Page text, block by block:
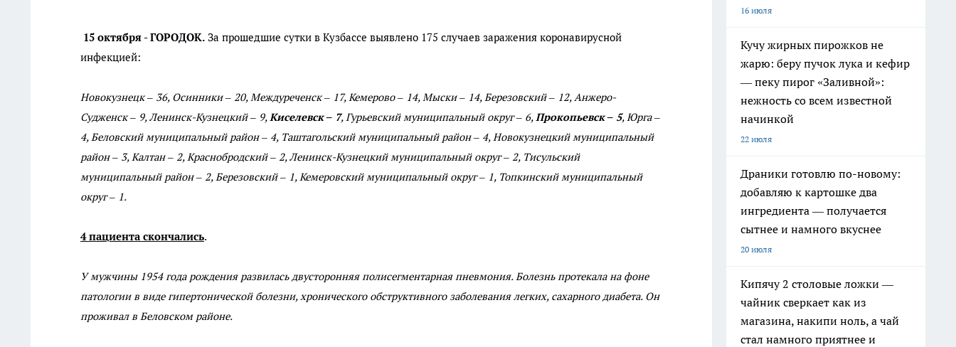
15 октября - ГОРОДОК. За прошедшие сутки в Кузбассе выявлено 175 случаев заражения коронавирусной
инфекцией:
Новокузнецк – 36, Осинники – 20, Междуреченск – 17, Кемерово – 14, Мыски – 14, Березовский – 12, Анжеро-
Судженск – 9, Ленинск-Кузнецкий – 9,Киселевск – 7, Гурьевский муниципальный округ – 6,Прокопьевск – 5, Юрга –
4, Беловский муниципальный район – 4, Таштагольский муниципальный район – 4, Новокузнецкий муниципальный
район – 3, Калтан – 2, Краснобродский – 2, Ленинск-Кузнецкий муниципальный округ – 2, Тисульский
муниципальный район – 2, Березовский – 1, Кемеровский муниципальный округ – 1, Топкинский муниципальный
округ – 1.
4 пациента скончались.
У мужчины 1954 года рождения развилась двусторонняя полисегментарная пневмония. Болезнь протекала на фоне
патологии в виде гипертонической болезни, хронического обструктивного заболевания легких, сахарного диабета. Он
проживал в Беловском районе.
16 июля
Кучу жирных пирожков не
жарю: беру пучок лука и кефир
— пеку пирог «Заливной»:
нежность со всем известной
начинкой
22 июля
Драники готовлю по-новому:
добавляю к картошке два
ингредиента — получается
сытнее и намного вкуснее
20 июля
Кипячу 2 столовые ложки —
чайник сверкает как из
магазина, накипи ноль, а чай
стал намного приятнее и